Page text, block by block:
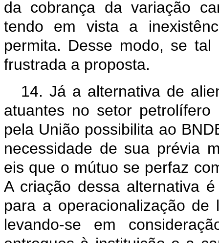
da cobrança da variação
tendo em vista a
permita. Desse modo, se
frustrada a proposta.
14. Já a alternativa de
atuantes no setor petrolífero
pela União possibilita ao
necessidade de sua prévia
eis que o mútuo se perfaz
A criação dessa alternativa
para a operacionalização de
levando-se em